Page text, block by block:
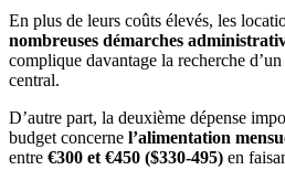
En plus de leurs coûts élevés, les
nombreuses démarches
complique davantage la recherche
central.
D’autre part, la deuxième dépense
budget concerne l’alimentation
entre €300 et €450 ($330-495) en